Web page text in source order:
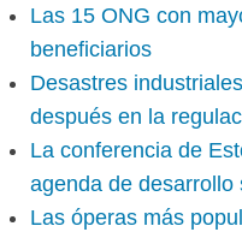
Las 15 ONG con
beneficiarios
Desastres
después en la
La conferencia de
agenda de desarrollo
Las óperas más